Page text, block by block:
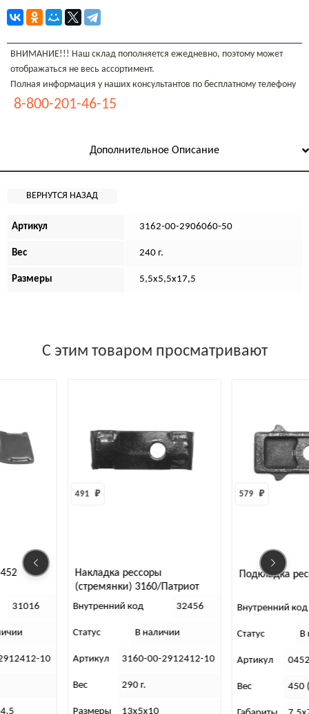
ВНИМАНИЕ!!! Наш склад пополняется ежедневно, поэтому может
отображаться не весь ассортимент.
Полная информация у наших консультантов по бесплатному телефону
8-800-201-46-15
Дополнительное Описание
Артикул 3162-00-2906060-50
Вес 240 г.
Размеры 5,5х5,5х17,5
С этим товаром просматривают
рессоры
3160/Патриот
код 32456
В наличии
3160-00-2912412-10
13х5х10
Подкладка рессоры 452
Внутренний код 13826
Статус В наличии
Артикул 0452-00-2912422-02
450 (гр)